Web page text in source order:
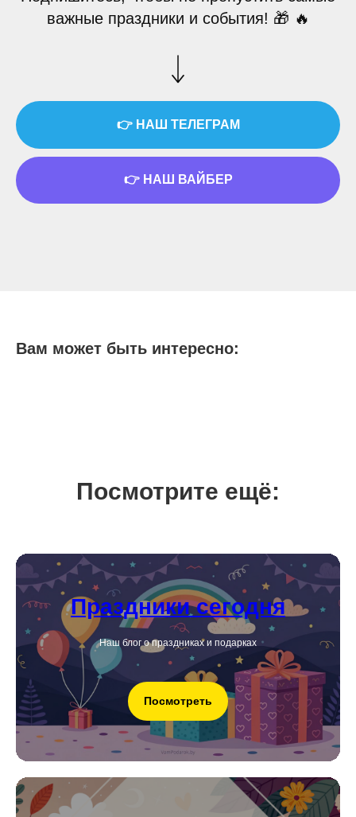
важные праздники и события! 🎁 🔥
👉 НАШ ТЕЛЕГРАМ
👉 НАШ ВАЙБЕР
Вам может быть интересно:
Посмотрите ещё:
Праздники сегодня
Наш блог о праздниках и подарках
Посмотреть